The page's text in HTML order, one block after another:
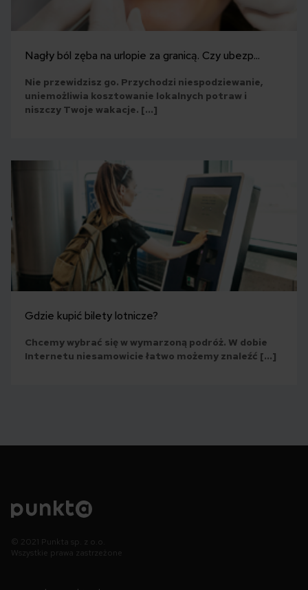
Nagły ból zęba na urlopie za granicą. Czy ubezp...
Nie przewidzisz go. Przychodzi niespodziewanie,
uniemożliwia kosztowanie lokalnych potraw i
niszczy Twoje wakacje. […]
Gdzie kupić bilety lotnicze?
Chcemy wybrać się w wymarzoną podróż. W dobie
Internetu niesamowicie łatwo możemy znaleźć […]
© 2021 Punkta sp. z o.o.
Wszystkie prawa zastrzeżone